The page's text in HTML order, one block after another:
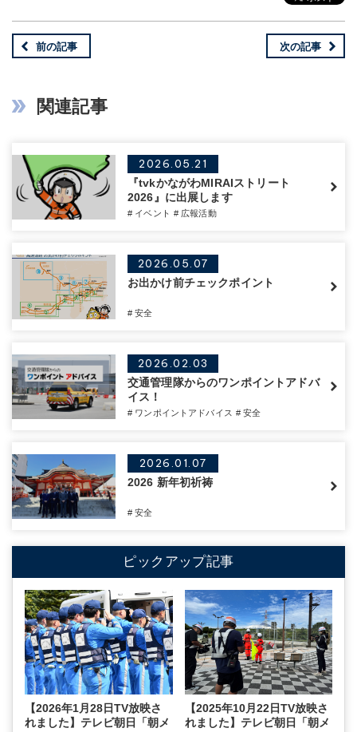
前の記事 次の記事
関連記事
2026.05.21
『tvkかながわMIRAIストリート
2026』に出展します
# イベント # 広報活動
2026.05.07
お出かけ前チェックポイント
# 安全
2026.02.03
交通管理隊からのワンポイントアドバ
イス！
# ワンポイントアドバイス # 安全
2026.01.07
2026 新年初祈祷
# 安全
ピックアップ記事
【2026年1月28日TV放映さ
れました】テレビ朝日「朝メ
【2025年10月22日TV放映さ
れました】テレビ朝日「朝メ